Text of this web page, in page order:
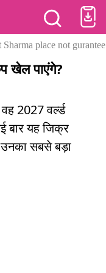
place not
खेल पाएंगे?
2027 वर्ल्ड
बार यह जिक्र
सबसे बड़ा